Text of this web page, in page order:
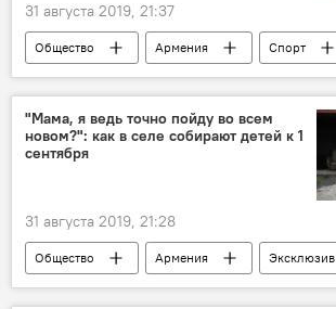
31 августа 2019, 21:37
Общество Армения
Спорт
"Локомотив"
футболист
Конкуренция
клуб
Новости Армения
переход
"Мама, я ведь точно пойду во всем
новом?": как в селе собирают детей к 1
сентября
31 августа 2019, 21:28
Общество Армения
Эксклюзив
дети
школа село